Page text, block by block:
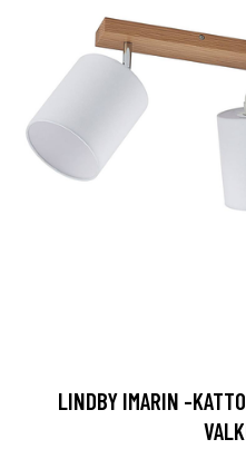
LINDBY IMARIN -